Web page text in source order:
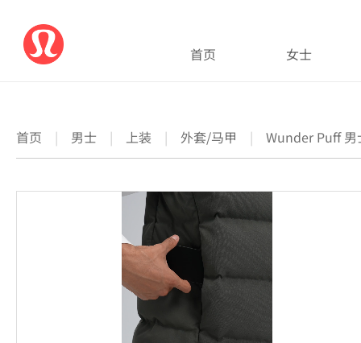
首页 女士
首页 | 男士 | 上装 | 外套/马甲 | Wunder Puff 男